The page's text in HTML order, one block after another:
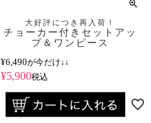
大好評につき再入荷！
チョーカー付きセットアッ
プ＆ワンピース
¥6,490が今だけ↓↓
¥5,900税込